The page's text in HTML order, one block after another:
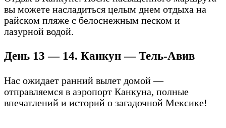
вы можете насладиться целым днем отдыха на
райском пляже с белоснежным песком и
лазурной водой.
День 13 — 14. Канкун — Тель-Авив
Нас ожидает ранний вылет домой —
отправляемся в аэропорт Канкуна, полные
впечатлений и историй о загадочной Мексике!